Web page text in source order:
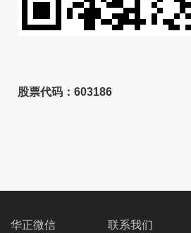
股票代码：603186
华正微信 联系我们